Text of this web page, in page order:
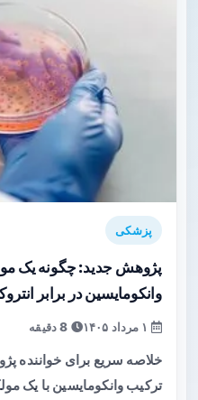
پزشکی
پژوهش جدید: چگونه یک
وانکومایسین در برابر
خلاصه سریع برای خواننده